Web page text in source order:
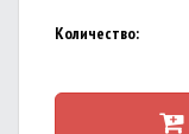
Количество: